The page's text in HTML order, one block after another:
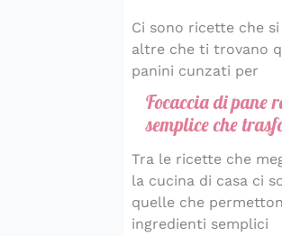
Ci sono ricette che
altre che ti trovano
panini cunzati per
Focaccia di pane
semplice che
Tra le ricette che
la cucina di casa ci
quelle che
ingredienti semplici